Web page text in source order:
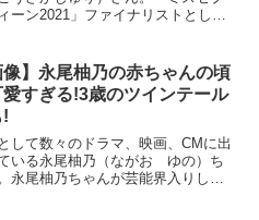
ーン2021」ファイナリストとして
芸能人が何名かいたので、画像を比
検証し...
像】永尾柚乃の赤ちゃんの頃
すぎる!3歳のツインテール
!
して数々のドラマ、映画、CMに出
いる永尾柚乃（ながお ゆの）ち
永尾柚乃ちゃんが芸能界入りした